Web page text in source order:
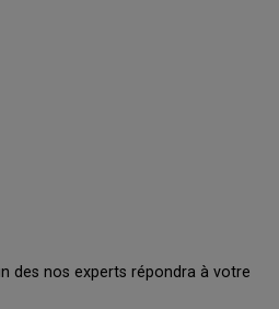
des nos experts répondra à votre